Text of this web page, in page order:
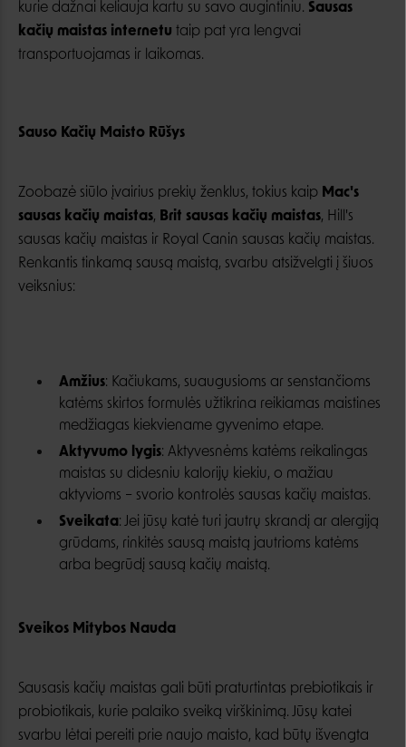
kurie dažnai keliauja kartu su savo augintiniu. Sausas
kačių maistas internetu taip pat yra lengvai
transportuojamas ir laikomas.
Sauso Kačių Maisto Rūšys
Zoobazė siūlo įvairius prekių ženklus, tokius kaip Mac's
sausas kačių maistas, Brit sausas kačių maistas, Hill's
sausas kačių maistas ir Royal Canin sausas kačių maistas.
Renkantis tinkamą sausą maistą, svarbu atsižvelgti į šiuos
veiksnius:
Amžius: Kačiukams, suaugusioms ar senstančioms
katėms skirtos formulės užtikrina reikiamas maistines
medžiagas kiekviename gyvenimo etape.
Aktyvumo lygis: Aktyvesnėms katėms reikalingas
maistas su didesniu kalorijų kiekiu, o mažiau
aktyvioms – svorio kontrolės sausas kačių maistas.
Sveikata: Jei jūsų katė turi jautrų skrandį ar alergiją
grūdams, rinkitės sausą maistą jautrioms katėms
arba begrūdį sausą kačių maistą.
Sveikos Mitybos Nauda
Sausasis kačių maistas gali būti praturtintas prebiotikais ir
probiotikais, kurie palaiko sveiką virškinimą. Jūsų katei
svarbu lėtai pereiti prie naujo maisto, kad būtų išvengta